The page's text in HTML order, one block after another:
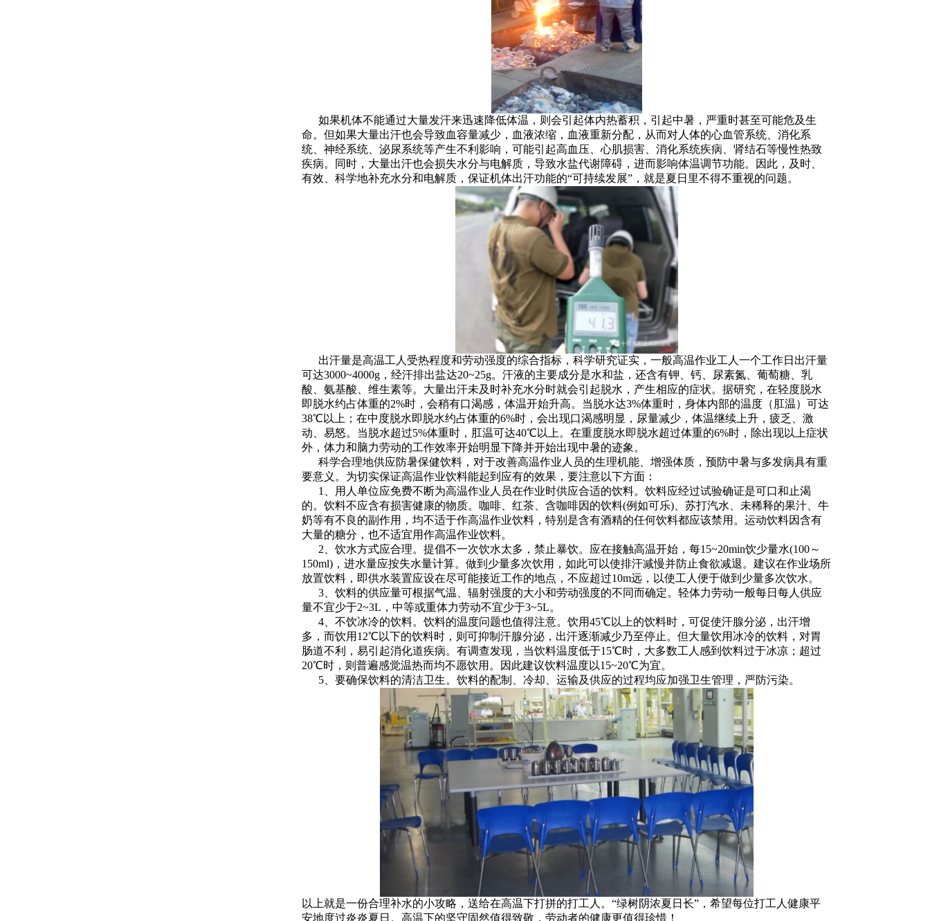
如果机体不能通过大量发汗来迅速降低体温，则会引起体内热蓄积，引起中暑，严重时甚至可能危及生
命。但如果大量出汗也会导致血容量减少，血液浓缩，血液重新分配，从而对人体的心血管系统、消化系
统、神经系统、泌尿系统等产生不利影响，可能引起高血压、心肌损害、消化系统疾病、肾结石等慢性热致
疾病。同时，大量出汗也会损失水分与电解质，导致水盐代谢障碍，进而影响体温调节功能。因此，及时、
有效、科学地补充水分和电解质，保证机体出汗功能的“可持续发展”，就是夏日里不得不重视的问题。
出汗量是高温工人受热程度和劳动强度的综合指标，科学研究证实，一般高温作业工人一个工作日出汗量
可达3000~4000g，经汗排出盐达20~25g。汗液的主要成分是水和盐，还含有钾、钙、尿素氮、葡萄糖、乳
酸、氨基酸、维生素等。大量出汗未及时补充水分时就会引起脱水，产生相应的症状。据研究，在轻度脱水
即脱水约占体重的2%时，会稍有口渴感，体温开始升高。当脱水达3%体重时，身体内部的温度（肛温）可达
38℃以上；在中度脱水即脱水约占体重的6%时，会出现口渴感明显，尿量减少，体温继续上升，疲乏、激
动、易怒。当脱水超过5%体重时，肛温可达40℃以上。在重度脱水即脱水超过体重的6%时，除出现以上症状
外，体力和脑力劳动的工作效率开始明显下降并开始出现中暑的迹象。
科学合理地供应防暑保健饮料，对于改善高温作业人员的生理机能、增强体质，预防中暑与多发病具有重
要意义。为切实保证高温作业饮料能起到应有的效果，要注意以下方面：
1、用人单位应免费不断为高温作业人员在作业时供应合适的饮料。饮料应经过试验确证是可口和止渴
的。饮料不应含有损害健康的物质。咖啡、红茶、含咖啡因的饮料(例如可乐)、苏打汽水、未稀释的果汁、牛
奶等有不良的副作用，均不适于作高温作业饮料，特别是含有酒精的任何饮料都应该禁用。运动饮料因含有
大量的糖分，也不适宜用作高温作业饮料。
2、饮水方式应合理。提倡不一次饮水太多，禁止暴饮。应在接触高温开始，每15~20min饮少量水(100～
150ml)，进水量应按失水量计算。做到少量多次饮用，如此可以使排汗减慢并防止食欲减退。建议在作业场所
放置饮料，即供水装置应设在尽可能接近工作的地点，不应超过10m远，以使工人便于做到少量多次饮水。
3、饮料的供应量可根据气温、辐射强度的大小和劳动强度的不同而确定。轻体力劳动一般每日每人供应
量不宜少于2~3L，中等或重体力劳动不宜少于3~5L。
4、不饮冰冷的饮料。饮料的温度问题也值得注意。饮用45℃以上的饮料时，可促使汗腺分泌，出汗增
多，而饮用12℃以下的饮料时，则可抑制汗腺分泌，出汗逐渐减少乃至停止。但大量饮用冰冷的饮料，对胃
肠道不利，易引起消化道疾病。有调查发现，当饮料温度低于15℃时，大多数工人感到饮料过于冰凉；超过
20℃时，则普遍感觉温热而均不愿饮用。因此建议饮料温度以15~20℃为宜。
5、要确保饮料的清洁卫生。饮料的配制、冷却、运输及供应的过程均应加强卫生管理，严防污染。
以上就是一份合理补水的小攻略，送给在高温下打拼的打工人。“绿树阴浓夏日长”，希望每位打工人健康平
安地度过炎炎夏日。高温下的坚守固然值得致敬，劳动者的健康更值得珍惜！